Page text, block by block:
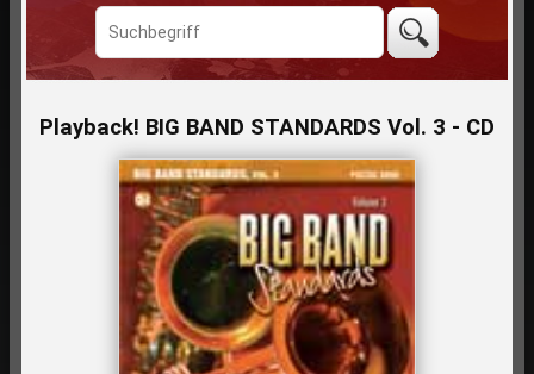
Playback! BIG BAND STANDARDS Vol. 3 - CD